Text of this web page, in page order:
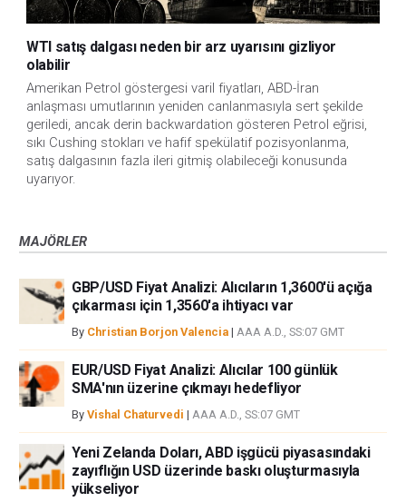
WTI satış dalgası neden bir arz uyarısını gizliyor
olabilir
Amerikan Petrol göstergesi varil fiyatları, ABD-İran
anlaşması umutlarının yeniden canlanmasıyla sert şekilde
geriledi, ancak derin backwardation gösteren Petrol eğrisi,
sıkı Cushing stokları ve hafif spekülatif pozisyonlanma,
satış dalgasının fazla ileri gitmiş olabileceği konusunda
uyarıyor.
MAJÖRLER
GBP/USD Fiyat Analizi: Alıcıların 1,3600'ü açığa
çıkarması için 1,3560'a ihtiyacı var
By Christian Borjon Valencia | AAA A.D., SS:07 GMT
EUR/USD Fiyat Analizi: Alıcılar 100 günlük
SMA'nın üzerine çıkmayı hedefliyor
By Vishal Chaturvedi | AAA A.D., SS:07 GMT
Yeni Zelanda Doları, ABD işgücü piyasasındaki
zayıflığın USD üzerinde baskı oluşturmasıyla
yükseliyor